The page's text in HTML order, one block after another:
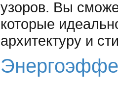
узоров. Вы
которые
архитектуру и